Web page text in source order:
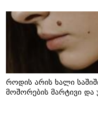
როდის არის ხალი
მოშორების მარტივი და